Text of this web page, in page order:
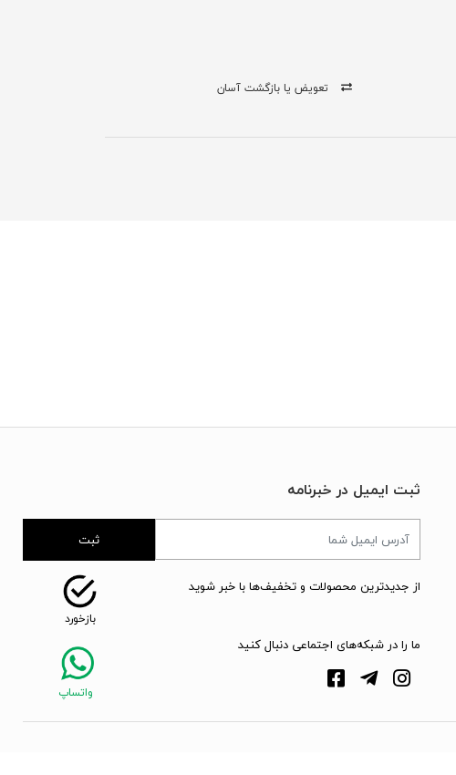
تعویض یا بازگشت آسان
ثبت ایمیل در خبرنامه
ثبت
از جدیدترین محصولات و تخفیف‌ها با خبر شوید
ما را در شبکه‌های اجتماعی دنبال کنید